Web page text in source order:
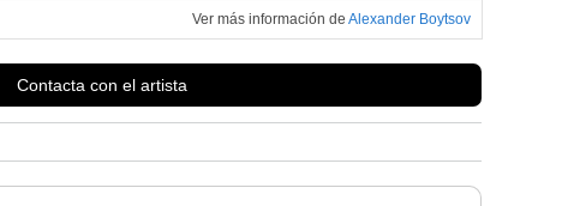
Ver más información de Alexander Boytsov
Contacta con el artista